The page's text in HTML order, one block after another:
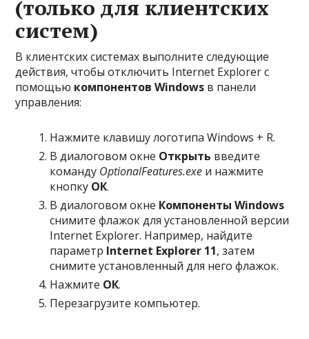
(только для клиентских
систем)
В клиентских системах выполните следующие
действия, чтобы отключить Internet Explorer с
помощью компонентов Windows в панели
управления:
Нажмите клавишу логотипа Windows + R.
В диалоговом окне Открыть введите
команду OptionalFeatures.exe и нажмите
кнопку ОК.
В диалоговом окне Компоненты Windows
снимите флажок для установленной версии
Internet Explorer. Например, найдите
параметр Internet Explorer 11, затем
снимите установленный для него флажок.
Нажмите ОК.
Перезагрузите компьютер.